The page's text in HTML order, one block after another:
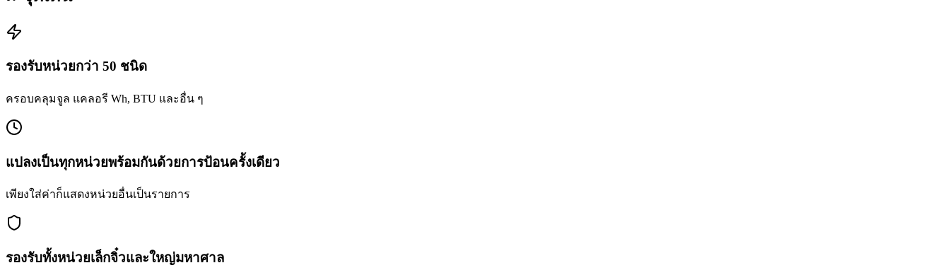
รองรับหน่วยกว่า 50 ชนิด
ครอบคลุมจูล แคลอรี Wh, BTU และอื่น ๆ
แปลงเป็นทุกหน่วยพร้อมกันด้วยการป้อนครั้งเดียว
เพียงใส่ค่าก็แสดงหน่วยอื่นเป็นรายการ
รองรับทั้งหน่วยเล็กจิ๋วและใหญ่มหาศาล